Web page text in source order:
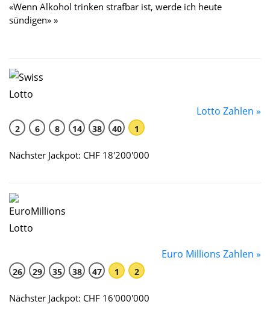
«Wenn Alkohol trinken strafbar ist, werde ich heute
sündigen» »
Lotto Zahlen »
2 6 8 14 38 40 1
Nächster Jackpot: CHF 18'200'000
Euro Millions Zahlen »
26 29 35 38 47 1 2
Nächster Jackpot: CHF 16'000'000